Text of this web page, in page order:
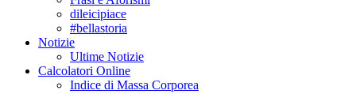
dileicipiace
#bellastoria
Notizie
Ultime Notizie
Calcolatori Online
Indice di Massa Corporea